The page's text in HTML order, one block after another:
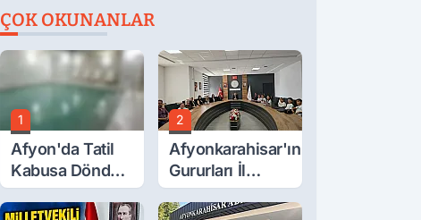
ÇOK OKUNANLAR
1
Afyon'da Tatil
Kabusa Döndü,
Acı Son!
2
Afyonkarahisar'ın
Gururları İl
Müdürüyle
Buluştu